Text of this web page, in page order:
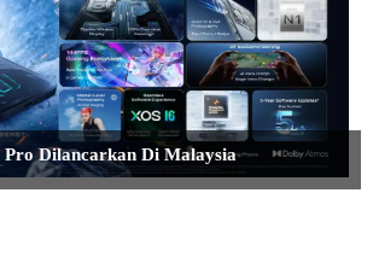
Dilancarkan Di Malaysia